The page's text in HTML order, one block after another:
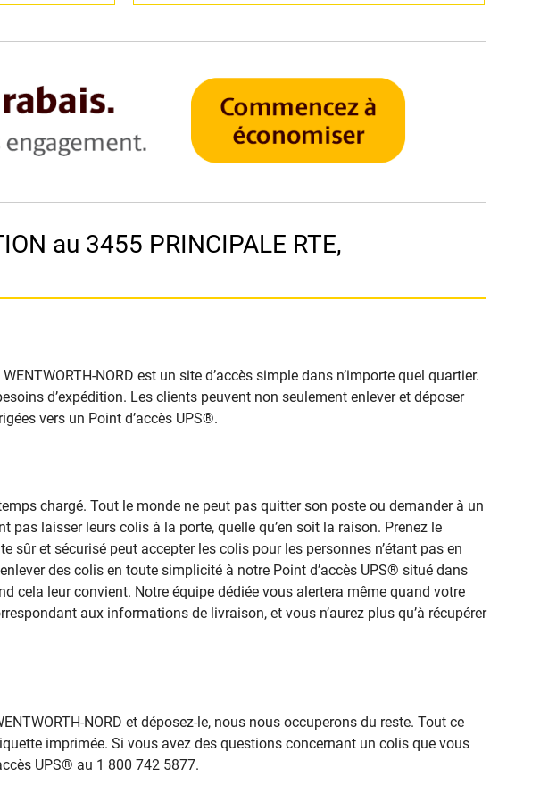
au 3455 PRINCIPALE RTE,
NORD est un site d’accès simple dans n’importe quel quartier.
d’expédition. Les clients peuvent non seulement enlever et déposer
vers un Point d’accès UPS®.
chargé. Tout le monde ne peut pas quitter son poste ou demander à un
laisser leurs colis à la porte, quelle qu’en soit la raison. Prenez le
sûr et sécurisé peut accepter les colis pour les personnes n’étant pas en
des colis en toute simplicité à notre Point d’accès UPS® situé dans
cela leur convient. Notre équipe dédiée vous alertera même quand votre
aux informations de livraison, et vous n’aurez plus qu’à récupérer
NORD et déposez-le, nous nous occuperons du reste. Tout ce
imprimée. Si vous avez des questions concernant un colis que vous
UPS® au 1 800 742 5877.